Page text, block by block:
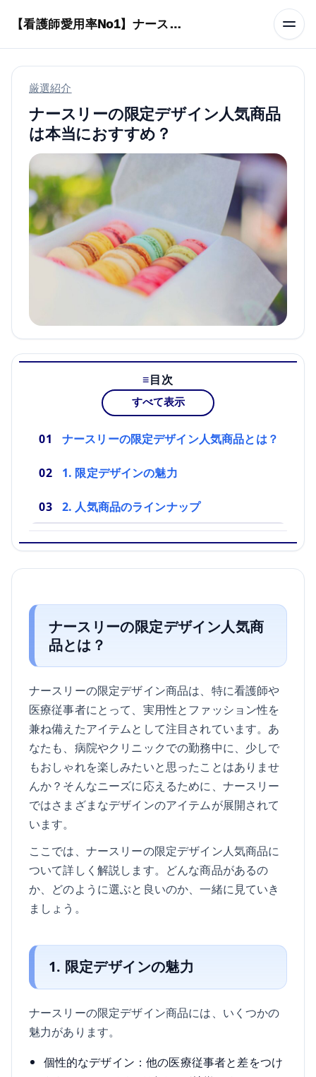
【看護師愛用率No1】ナースリーで人気の商品はコレ
厳選紹介
ナースリーの限定デザイン人気商品
は本当におすすめ？
目次
すべて表示
ナースリーの限定デザイン人気商品とは？
1. 限定デザインの魅力
2. 人気商品のラインナップ
ナースリーの限定デザイン人気商
品とは？
ナースリーの限定デザイン商品は、特に看護師や
医療従事者にとって、実用性とファッション性を
兼ね備えたアイテムとして注目されています。あ
なたも、病院やクリニックでの勤務中に、少しで
もおしゃれを楽しみたいと思ったことはありませ
んか？そんなニーズに応えるために、ナースリー
ではさまざまなデザインのアイテムが展開されて
います。
ここでは、ナースリーの限定デザイン人気商品に
ついて詳しく解説します。どんな商品があるの
か、どのように選ぶと良いのか、一緒に見ていき
ましょう。
1. 限定デザインの魅力
ナースリーの限定デザイン商品には、いくつかの
魅力があります。
個性的なデザイン：他の医療従事者と差をつけ